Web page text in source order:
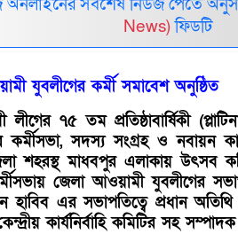
অনলাইনের সর্বশেষ নিউজ পেতে
News) ফিডটি
যুবলীগের কর্মী সমাবেশ অনুষ্ঠিত
লীগের ৭৫ তম প্রতিষ্ঠাবার্ষিকী
সদস্য সংগ্রহ ও নবায়ন
শহরস্থ মাধবপুর এলাকায় উৎসব
জেলা আওয়ামী যুবলীগের
হাবিব এর সভাপতিত্বে প্রধান
কার্যনির্বাহি কমিটির সহ